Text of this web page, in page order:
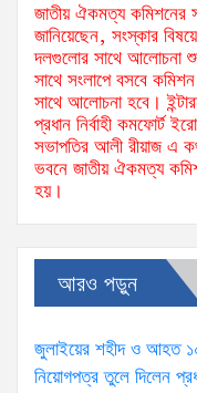
জাতীয় ঐকমত্য কমিশনের
জানিয়েছেন, সংস্কার
দলগুলোর সাথে আলোচনা
সাথে সংলাপে বসবে
সাথে আলোচনা হবে।
প্রধান নির্বাহী কমফোর্ট
সভাপতির আলী রীয়াজ এ
ভবনে জাতীয় ঐকমত্য
হয়।
আরও পড়ুন
জুলাইয়ের শহীদ ও আহত ১০
নিয়োগপত্র তুলে দিলেন